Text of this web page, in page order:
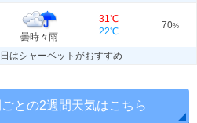
曇時々雨
31℃
22℃
70%
はシャーベットがおすすめ
との2週間天気はこちら